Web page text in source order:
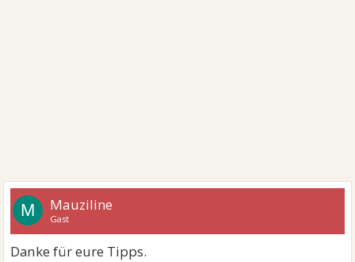
M Mauziline
Gast
Danke für eure Tipps.